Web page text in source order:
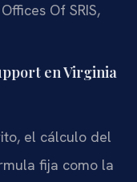
Of SRIS,
en Virginia
el cálculo del
fija como la